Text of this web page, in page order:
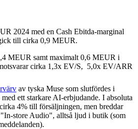
2024 med en Cash Ebitda-marginal
till cirka 0,9 MEUR.
MEUR samt maximalt 0,6 MEUR i
cirka 1,3x EV/S, 5,0x EV/ARR
av tyska Muse som slutfördes i
ett starkare AI-erbjudande. I absoluta
4% till försäljningen, men breddar
store Audio", alltså ljud i butik (som